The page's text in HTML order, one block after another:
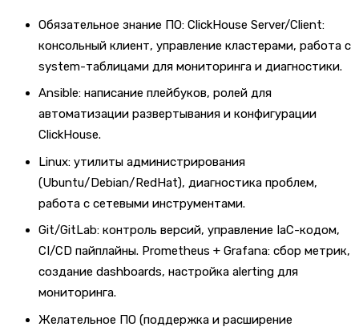
Обязательное знание ПО: ClickHouse Server/Client:
консольный клиент, управление кластерами, работа с
system-таблицами для мониторинга и диагностики.
Ansible: написание плейбуков, ролей для
автоматизации развертывания и конфигурации
ClickHouse.
Linux: утилиты администрирования
(Ubuntu/Debian/RedHat), диагностика проблем,
работа с сетевыми инструментами.
Git/GitLab: контроль версий, управление IaC-кодом,
CI/CD пайплайны. Prometheus + Grafana: сбор метрик,
создание dashboards, настройка alerting для
мониторинга.
Желательное ПО (поддержка и расширение